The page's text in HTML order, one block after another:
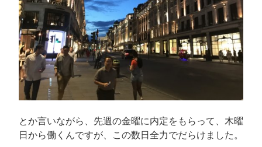
とか言いながら、先週の金曜に内定をもらって、木曜
日から働くんですが、この数日全力でだらけました。